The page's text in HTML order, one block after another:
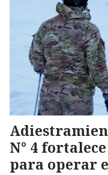
N° 4
para operar